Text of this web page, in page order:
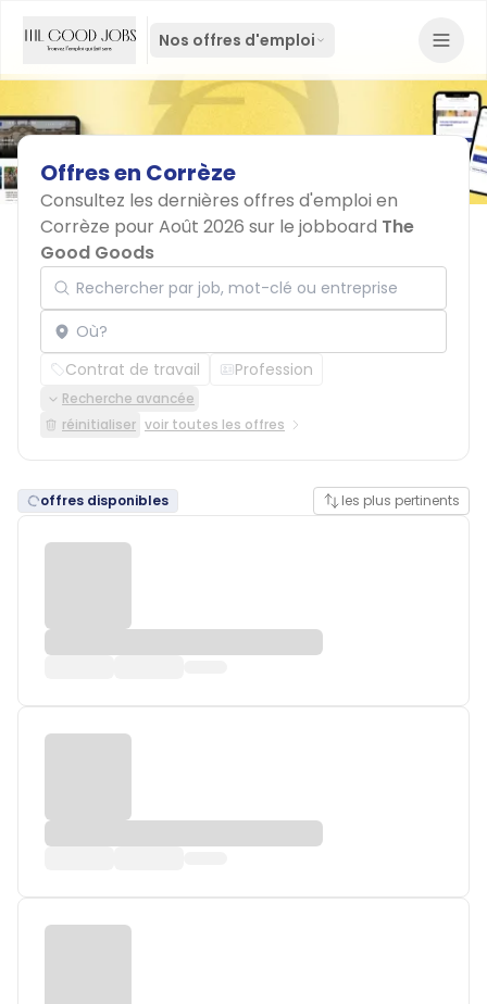
Nos offres d'emploi
Offresen Corrèze
Consultez les dernières offres d'emploi en
Corrèze pour Août 2026 sur le jobboard The
Good Goods
Rechercher par job, mot-clé ou entreprise
Localisation
Contrat de travail Profession
Recherche avancée
réinitialiser voir toutes les offres
offres disponibles les plus pertinents